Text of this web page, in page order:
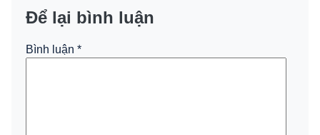
Để lại bình luận
Bình luận *